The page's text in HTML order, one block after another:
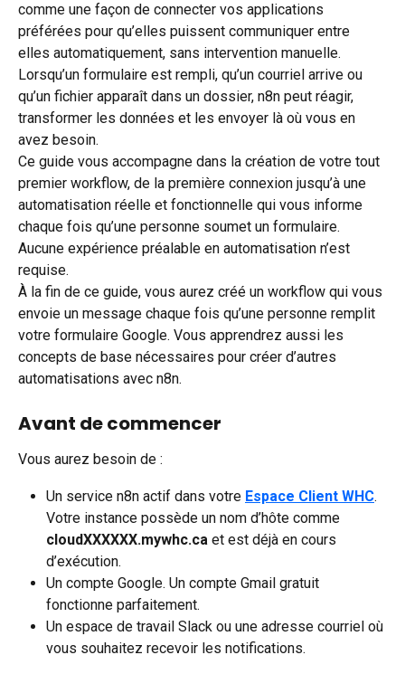
comme une façon de connecter vos applications
préférées pour qu’elles puissent communiquer entre
elles automatiquement, sans intervention manuelle.
Lorsqu’un formulaire est rempli, qu’un courriel arrive ou
qu’un fichier apparaît dans un dossier, n8n peut réagir,
transformer les données et les envoyer là où vous en
avez besoin.
Ce guide vous accompagne dans la création de votre tout
premier workflow, de la première connexion jusqu’à une
automatisation réelle et fonctionnelle qui vous informe
chaque fois qu’une personne soumet un formulaire.
Aucune expérience préalable en automatisation n’est
requise.
À la fin de ce guide, vous aurez créé un workflow qui vous
envoie un message chaque fois qu’une personne remplit
votre formulaire Google. Vous apprendrez aussi les
concepts de base nécessaires pour créer d’autres
automatisations avec n8n.
Avant de commencer
Vous aurez besoin de :
Un service n8n actif dans votre Espace Client WHC.
Votre instance possède un nom d’hôte comme
cloudXXXXXX.mywhc.ca et est déjà en cours
d’exécution.
Un compte Google. Un compte Gmail gratuit
fonctionne parfaitement.
Un espace de travail Slack ou une adresse courriel où
vous souhaitez recevoir les notifications.